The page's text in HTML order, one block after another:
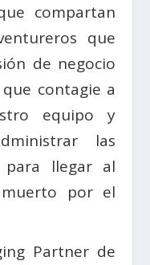
compartan
que
de negocio
contagie a
equipo y
las
para llegar al
por el
Partner de